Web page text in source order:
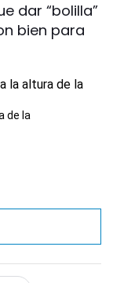
dar “bolilla”
bien para
de la